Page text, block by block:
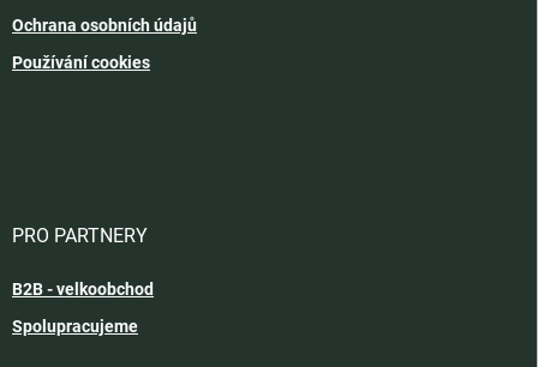
Ochrana osobních údajů
Používání cookies
PRO PARTNERY
B2B - velkoobchod
Spolupracujeme